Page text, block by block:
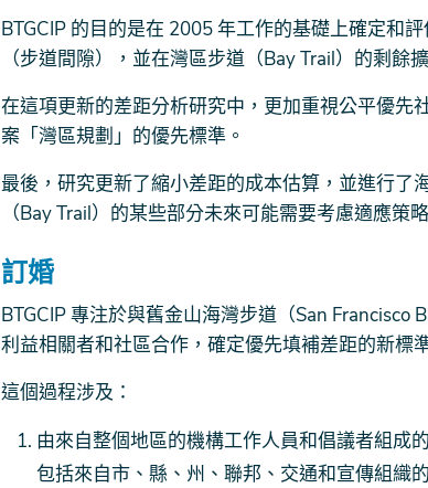
BTGCIP 的目的是在 2005 年工作的基礎上確定和
（步道間隙），並在灣區步道（Bay Trail）的剩餘
在這項更新的差距分析研究中，更加重視公平優先
案「灣區規劃」的優先標準。
最後，研究更新了縮小差距的成本估算，並進行了
（Bay Trail）的某些部分未來可能需要考慮適應策略
訂婚
BTGCIP 專注於與舊金山海灣步道（San Francisco
利益相關者和社區合作，確定優先填補差距的新標
這個過程涉及：
由來自整個地區的機構工作人員和倡議者組成
包括來自市、縣、州、聯邦、交通和宣傳組織